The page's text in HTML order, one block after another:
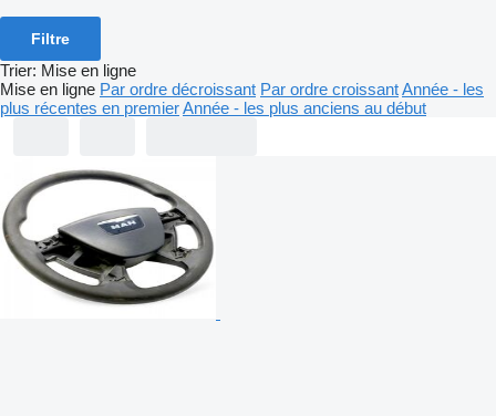
Filtre
Trier: Mise en ligne
Mise en ligne Par ordre décroissant Par ordre croissantAnnée - les
plus récentes en premierAnnée - les plus anciens au début